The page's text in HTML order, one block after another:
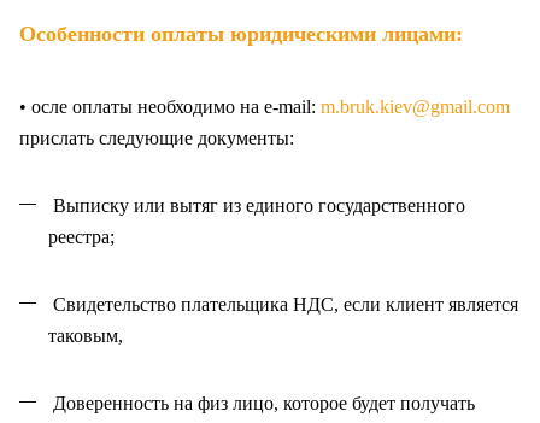
Особенности оплаты юридическими лицами:
• осле оплаты необходимо на e-mail: m.bruk.kiev@gmail.com
прислать следующие документы:
Выписку или вытяг из единого государственного
реестра;
Свидетельство плательщика НДС, если клиент является
таковым,
Доверенность на физ лицо, которое будет получать